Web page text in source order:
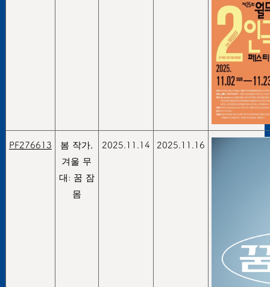
PF276613
봄 작가,
겨울 무
대: 꿈 잠
몸
2025.11.14 2025.11.16